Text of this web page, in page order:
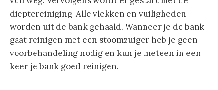
dieptereiniging. Alle vlekken en vuiligheden
worden uit de bank gehaald. Wanneer je de bank
gaat reinigen met een stoomzuiger heb je geen
voorbehandeling nodig en kun je meteen in een
keer je bank goed reinigen.